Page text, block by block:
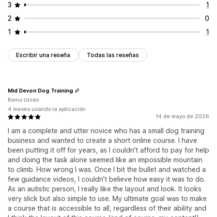
3
1
2
0
1
1
Escribir una reseña Todas las reseñas
14 de mayo de 2026
I am a complete and utter novice who has a small dog training
business and wanted to create a short online course. I have
been putting it off for years, as I couldn't afford to pay for help
and doing the task alone seemed like an impossible mountain
to climb. How wrong I was. Once I bit the bullet and watched a
few guidance videos, I couldn't believe how easy it was to do.
As an autistic person, I really like the layout and look. It looks
very slick but also simple to use. My ultimate goal was to make
a course that is accessible to all, regardless of their ability and
Mid Devon Dog Training
Reino Unido
4 meses usando la aplicación